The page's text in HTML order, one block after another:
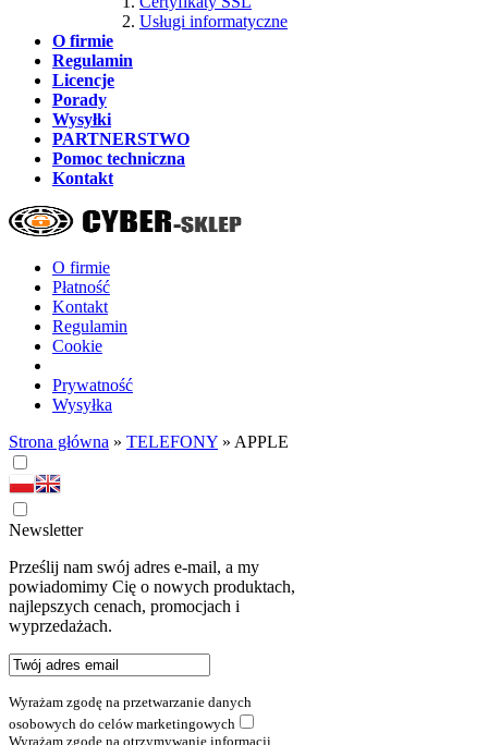
Usługi informatyczne
O firmie
Regulamin
Licencje
Porady
Wysyłki
PARTNERSTWO
Pomoc techniczna
Kontakt
O firmie
Płatność
Kontakt
Regulamin
Cookie
Prywatność
Wysyłka
Strona główna » TELEFONY » APPLE
Newsletter
Prześlij nam swój adres e-mail, a my
powiadomimy Cię o nowych produktach,
najlepszych cenach, promocjach i
wyprzedażach.
Wyrażam zgodę na przetwarzanie danych
osobowych do celów marketingowych
Wyrażam zgodę na otrzymywanie informacji